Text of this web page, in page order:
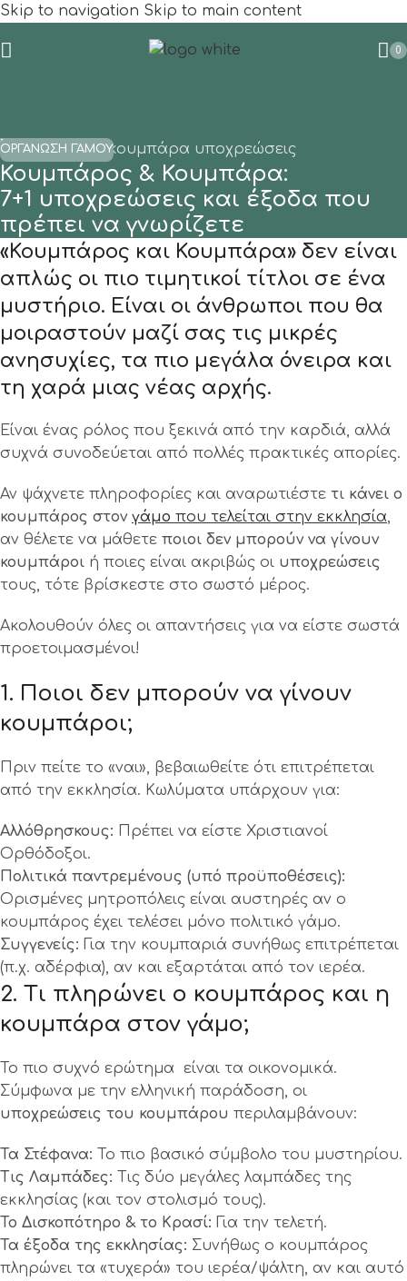
Skip to navigation Skip to main content
0
ΟΡΓΑΝΩΣΗ ΓΑΜΟΥ
Κουμπάρος & Κουμπάρα:
7+1 υποχρεώσεις και έξοδα που
πρέπει να γνωρίζετε
«Κουμπάρος και Κουμπάρα» δεν είναι
απλώς οι πιο τιμητικοί τίτλοι σε ένα
μυστήριο. Είναι οι άνθρωποι που θα
μοιραστούν μαζί σας τις μικρές
ανησυχίες, τα πιο μεγάλα όνειρα και
τη χαρά μιας νέας αρχής.
Είναι ένας ρόλος που ξεκινά από την καρδιά, αλλά
συχνά συνοδεύεται από πολλές πρακτικές απορίες.
Αν ψάχνετε πληροφορίες και αναρωτιέστε τι κάνει ο
κουμπάρος στον γάμο που τελείται στην εκκλησία,
αν θέλετε να μάθετε ποιοι δεν μπορούν να γίνουν
κουμπάροι ή ποιες είναι ακριβώς οι υποχρεώσεις
τους, τότε βρίσκεστε στο σωστό μέρος.
Ακολουθούν όλες οι απαντήσεις για να είστε σωστά
προετοιμασμένοι!
1. Ποιοι δεν μπορούν να γίνουν
κουμπάροι;
Πριν πείτε το «ναι», βεβαιωθείτε ότι επιτρέπεται
από την εκκλησία. Κωλύματα υπάρχουν για:
Αλλόθρησκους: Πρέπει να είστε Χριστιανοί
Ορθόδοξοι.
Πολιτικά παντρεμένους (υπό προϋποθέσεις):
Ορισμένες μητροπόλεις είναι αυστηρές αν ο
κουμπάρος έχει τελέσει μόνο πολιτικό γάμο.
Συγγενείς: Για την κουμπαριά συνήθως επιτρέπεται
(π.χ. αδέρφια), αν και εξαρτάται από τον ιερέα.
2. Τι πληρώνει ο κουμπάρος και η
κουμπάρα στον γάμο;
Το πιο συχνό ερώτημα είναι τα οικονομικά.
Σύμφωνα με την ελληνική παράδοση, οι
υποχρεώσεις του κουμπάρου περιλαμβάνουν:
Τα Στέφανα: Το πιο βασικό σύμβολο του μυστηρίου.
Τις Λαμπάδες: Τις δύο μεγάλες λαμπάδες της
εκκλησίας (και τον στολισμό τους).
Το Δισκοπότηρο & το Κρασί: Για την τελετή.
Τα έξοδα της εκκλησίας: Συνήθως ο κουμπάρος
πληρώνει τα «τυχερά» του ιερέα/ψάλτη, αν και αυτό